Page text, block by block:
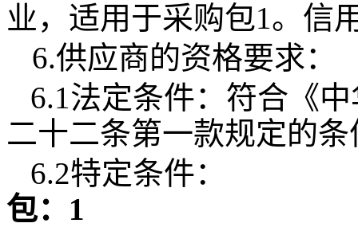
业，适用于采购包1。信
6.供应商的资格要求：
6.1法定条件：符合《
二十二条第一款规定的条
6.2特定条件：
包：1